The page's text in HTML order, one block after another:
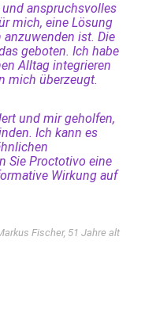
anspruchsvolles
mich, eine Lösung
ist. Die
geboten. Ich habe
Alltag integrieren
mich überzeugt.
und mir geholfen,
Ich kann es
Sie Proctotivo eine
Wirkung auf
Fischer, 51 Jahre alt